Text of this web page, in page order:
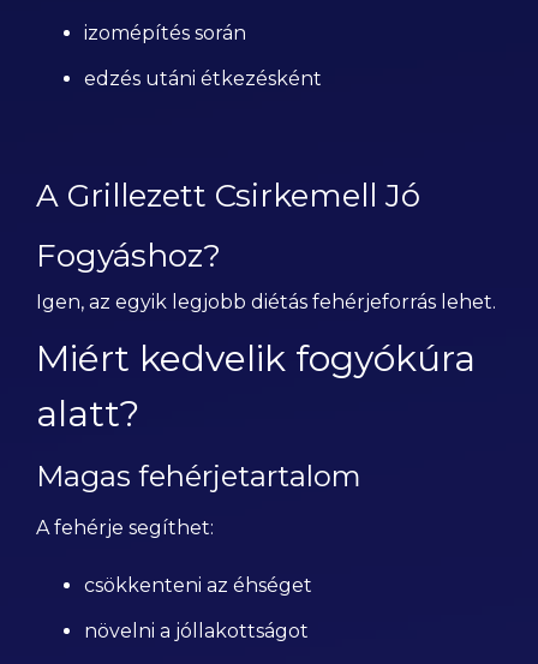
izomépítés során
edzés utáni étkezésként
A Grillezett Csirkemell Jó
Fogyáshoz?
Igen, az egyik legjobb diétás fehérjeforrás lehet.
Miért kedvelik fogyókúra
alatt?
Magas fehérjetartalom
A fehérje segíthet:
csökkenteni az éhséget
növelni a jóllakottságot